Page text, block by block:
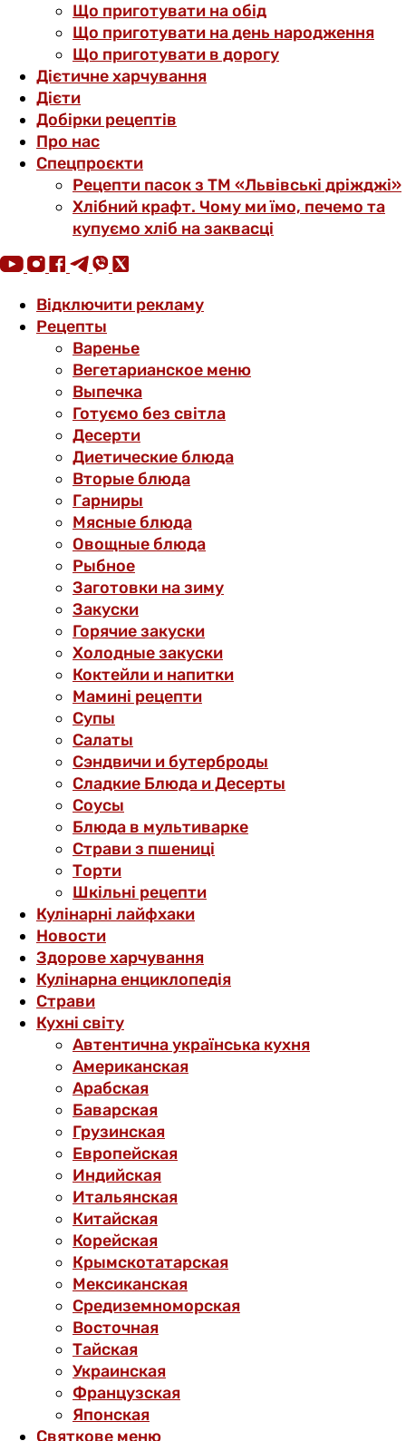
Що приготувати на обід
Що приготувати на день народження
Що приготувати в дорогу
Дієтичне харчування
Дієти
Добірки рецептів
Про нас
Спецпроєкти
Рецепти пасок з ТМ «Львівські дріжджі»
Хлібний крафт. Чому ми їмо, печемо та
купуємо хліб на заквасці
Відключити рекламу
Рецепты
Варенье
Вегетарианское меню
Выпечка
Готуємо без світла
Десерти
Диетические блюда
Вторые блюда
Гарниры
Мясные блюда
Овощные блюда
Рыбное
Заготовки на зиму
Закуски
Горячие закуски
Холодные закуски
Коктейли и напитки
Мамині рецепти
Супы
Салаты
Сэндвичи и бутерброды
Сладкие Блюда и Десерты
Соусы
Блюда в мультиварке
Страви з пшениці
Торти
Шкільні рецепти
Кулінарні лайфхаки
Новости
Здорове харчування
Кулінарна енциклопедія
Страви
Кухні світу
Автентична українська кухня
Американская
Арабская
Баварская
Грузинская
Европейская
Индийская
Итальянская
Китайская
Корейская
Крымскотатарская
Мексиканская
Средиземноморская
Восточная
Тайская
Украинская
Французская
Японская
Святкове меню